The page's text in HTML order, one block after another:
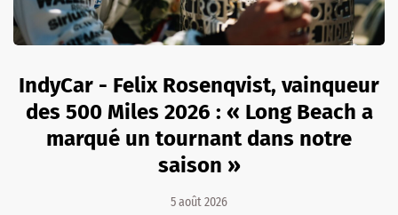
IndyCar - Felix Rosenqvist, vainqueur
des 500 Miles 2026 : « Long Beach a
marqué un tournant dans notre
saison »
5 août 2026